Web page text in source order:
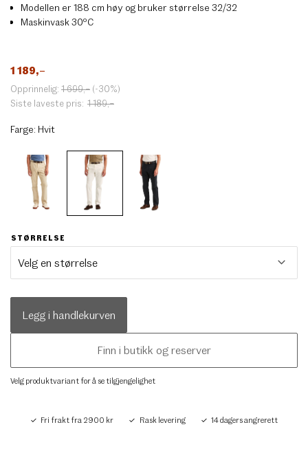
Modellen er 188 cm høy og bruker størrelse 32/32
Maskinvask 30ºC
1 189,–
Opprinnelig: 1 699,– (-30%)
Siste laveste pris: 1 189,–
Farge: Hvit
STØRRELSE
Legg i handlekurven
Finn i butikk og reserver
Velg produktvariant for å se tilgjengelighet
Fri frakt fra 2900 kr Rask levering 14 dagers angrerett